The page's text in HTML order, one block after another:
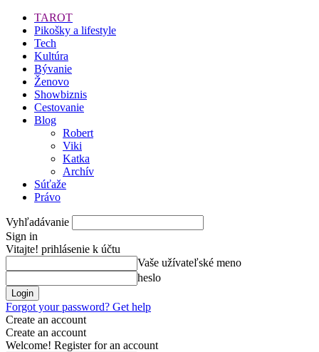
TAROT
Pikošky a lifestyle
Tech
Kultúra
Bývanie
Ženovo
Showbiznis
Cestovanie
Blog
Robert
Viki
Katka
Archív
Súťaže
Právo
Vyhľadávanie
Sign in
Vitajte! prihlásenie k účtu
Vaše užívateľské meno
heslo
Forgot your password? Get help
Create an account
Create an account
Welcome! Register for an account